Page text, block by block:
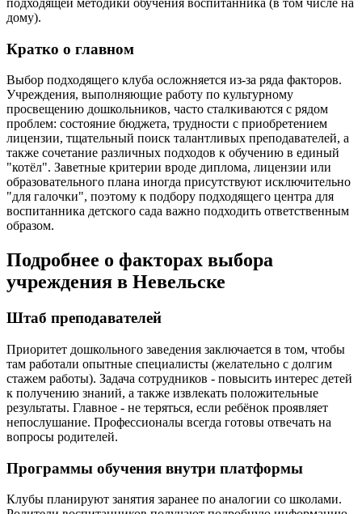
подходящей методики обучения воспитанника (в том числе на
дому).
Кратко о главном
Выбор подходящего клуба осложняется из-за ряда факторов.
Учреждения, выполняющие работу по культурному
просвещению дошкольников, часто сталкиваются с рядом
проблем: состояние бюджета, трудности с приобретением
лицензии, тщательный поиск талантливых преподавателей, а
также сочетание различных подходов к обучению в единый
"котёл". Заветные критерии вроде диплома, лицензии или
образовательного плана иногда присутствуют исключительно
"для галочки", поэтому к подбору подходящего центра для
воспитанника детского сада важно подходить ответственным
образом.
Подробнее о факторах выбора
учреждения в Невельске
Штаб преподавателей
Приоритет дошкольного заведения заключается в том, чтобы
там работали опытные специалисты (желательно с долгим
стажем работы). Задача сотрудников - повысить интерес детей
к получению знаний, а также извлекать положительные
результаты. Главное - не теряться, если ребёнок проявляет
непослушание. Профессионалы всегда готовы отвечать на
вопросы родителей.
Программы обучения внутри платформы
Клубы планируют занятия заранее по аналогии со школами.